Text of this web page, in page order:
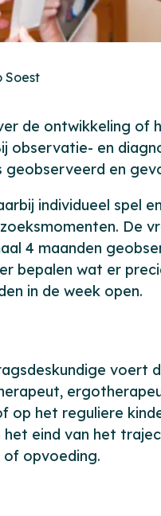
Soest
de ontwikkeling of
observatie- en
en
individueel spel
De
4 maanden
bepalen wat er
in de week open.
voert
op het reguliere
eind van het
of opvoeding.